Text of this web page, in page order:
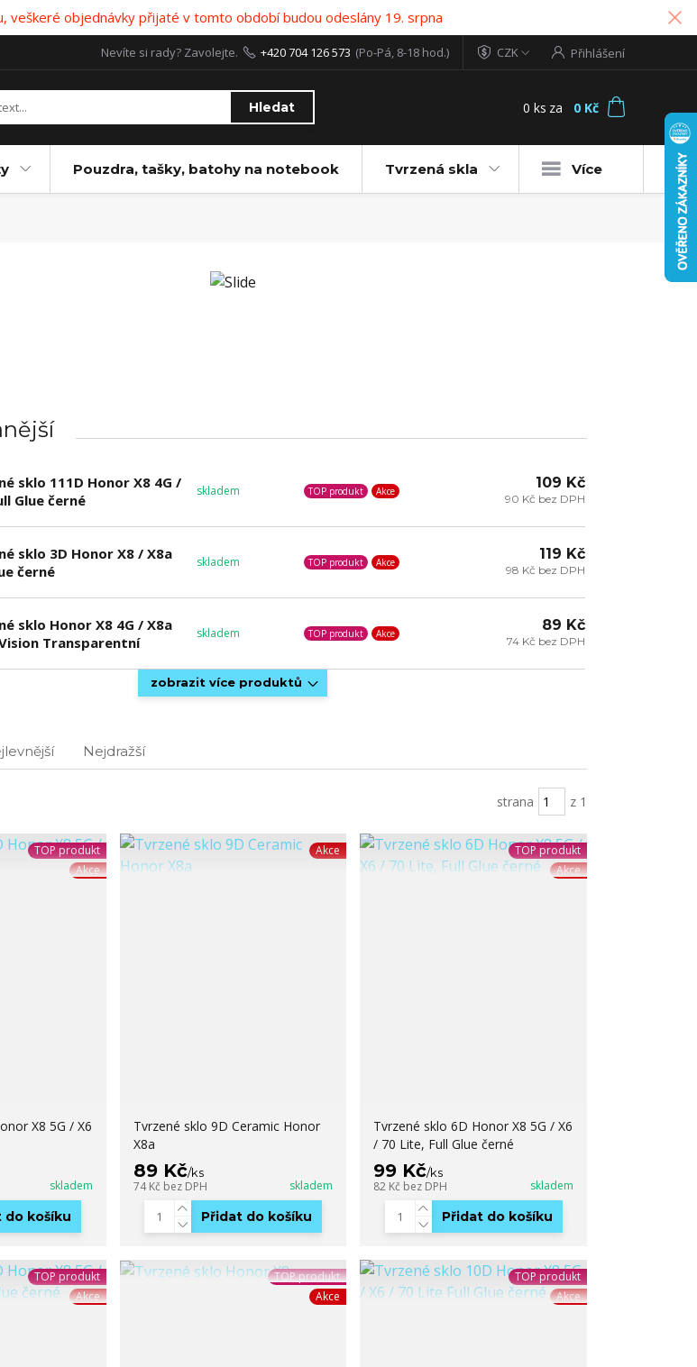
veškeré objednávky přijaté v tomto období budou odeslány 19. srpna
CZK Přihlášení
Hledat
Nevíte si rady? Zavolejte. +420 704 126 573 (Po-Pá, 8-18 hod.)
0 ks za 0 Kč
Pouzdra, tašky, batohy na notebook Tvrzená skla Více
sklo 111D Honor X8 4G /
Glue černé
skladem TOP produkt Akce 109 Kč
90 Kč bez DPH
sklo 3D Honor X8 / X8a
černé
skladem TOP produkt Akce 119 Kč
98 Kč bez DPH
sklo Honor X8 4G / X8a
Transparentní
skladem TOP produkt Akce 89 Kč
74 Kč bez DPH
zobrazit více produktů
Nejdražší
strana z 1
TOP produkt
Akce
X8 5G / X6
skladem
do košíku
Akce
Tvrzené sklo 9D Ceramic Honor
X8a
89 Kč/ks
74 Kč bez DPH skladem
Přidat do košíku
TOP produkt
Akce
Tvrzené sklo 6D Honor X8 5G / X6
/ 70 Lite, Full Glue černé
99 Kč/ks
82 Kč bez DPH skladem
Přidat do košíku
TOP produkt
Akce
TOP produkt
Akce
TOP produkt
Akce